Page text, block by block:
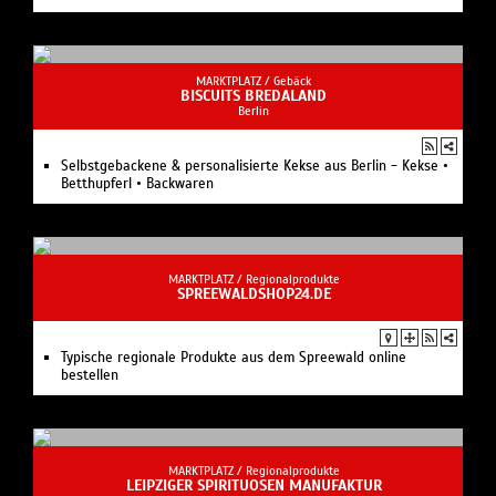
MARKTPLATZ / Gebäck
BISCUITS BREDALAND
Berlin
Selbstgebackene & personalisierte Kekse aus Berlin - Kekse •
Betthupferl • Backwaren
MARKTPLATZ / Regionalprodukte
SPREEWALDSHOP24.DE
Typische regionale Produkte aus dem Spreewald online
bestellen
MARKTPLATZ / Regionalprodukte
LEIPZIGER SPIRITUOSEN MANUFAKTUR